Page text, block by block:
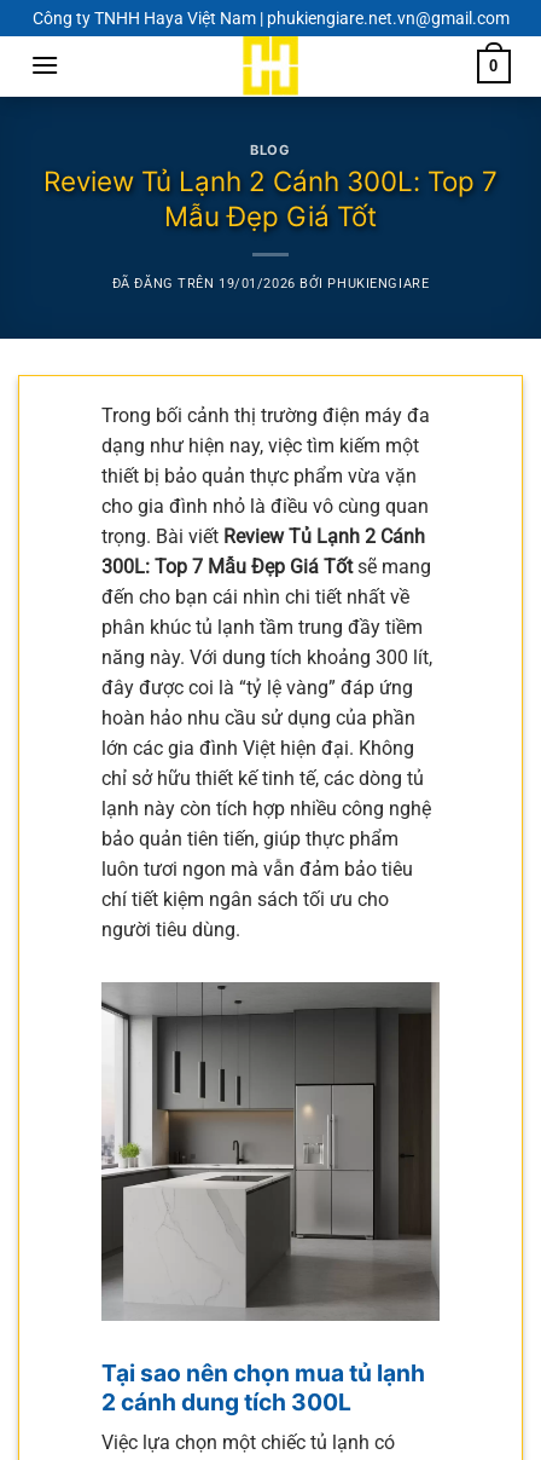
Chuyển
đến
dung
Công ty TNHH Haya Việt Nam | phukiengiare.net.vn@gmail.com
0
BLOG
Review Tủ Lạnh 2 Cánh 300L: Top 7
Mẫu Đẹp Giá Tốt
ĐÃ ĐĂNG TRÊN 19/01/2026 BỞI PHUKIENGIARE
Trong bối cảnh thị trường điện máy đa
dạng như hiện nay, việc tìm kiếm một
thiết bị bảo quản thực phẩm vừa vặn
cho gia đình nhỏ là điều vô cùng quan
trọng. Bài viết Review Tủ Lạnh 2 Cánh
300L: Top 7 Mẫu Đẹp Giá Tốtsẽ mang
đến cho bạn cái nhìn chi tiết nhất về
phân khúc tủ lạnh tầm trung đầy tiềm
năng này. Với dung tích khoảng 300 lít,
đây được coi là “tỷ lệ vàng” đáp ứng
hoàn hảo nhu cầu sử dụng của phần
lớn các gia đình Việt hiện đại. Không
chỉ sở hữu thiết kế tinh tế, các dòng tủ
lạnh này còn tích hợp nhiều công nghệ
bảo quản tiên tiến, giúp thực phẩm
luôn tươi ngon mà vẫn đảm bảo tiêu
chí tiết kiệm ngân sách tối ưu cho
người tiêu dùng.
Tại sao nên chọn mua tủ lạnh
2 cánh dung tích 300L
Việc lựa chọn một chiếc tủ lạnh có